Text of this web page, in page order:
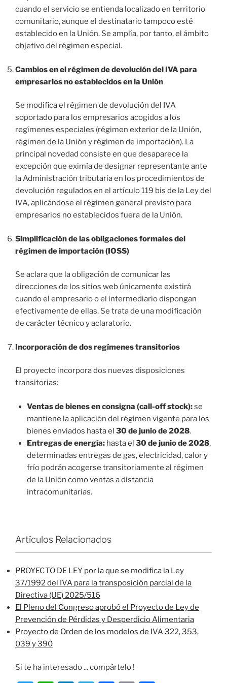
cuando el servicio se entienda localizado en territorio
comunitario, aunque el destinatario tampoco esté
establecido en la Unión. Se amplía, por tanto, el ámbito
objetivo del régimen especial.
Cambios en el régimen de devolución del IVA para
empresarios no establecidos en la Unión
Se modifica el régimen de devolución del IVA
soportado para los empresarios acogidos a los
regímenes especiales (régimen exterior de la Unión,
régimen de la Unión y régimen de importación). La
principal novedad consiste en que desaparece la
excepción que eximía de designar representante ante
la Administración tributaria en los procedimientos de
devolución regulados en el artículo 119 bis de la Ley del
IVA, aplicándose el régimen general previsto para
empresarios no establecidos fuera de la Unión.
Simplificación de las obligaciones formales del
régimen de importación (IOSS)
Se aclara que la obligación de comunicar las
direcciones de los sitios web únicamente existirá
cuando el empresario o el intermediario dispongan
efectivamente de ellas. Se trata de una modificación
de carácter técnico y aclaratorio.
Incorporación de dos regímenes transitorios
El proyecto incorpora dos nuevas disposiciones
transitorias:
Ventas de bienes en consigna (call-off stock):se
mantiene la aplicación del régimen vigente para los
bienes enviados hasta el 30 de junio de 2028.
Entregas de energía:hasta el 30 de junio de 2028,
determinadas entregas de gas, electricidad, calor y
frío podrán acogerse transitoriamente al régimen
de la Unión como ventas a distancia
intracomunitarias.
Artículos Relacionados
PROYECTO DE LEY por la que se modifica la Ley
37/1992 del IVA para la transposición parcial de la
Directiva (UE) 2025/516
El Pleno del Congreso aprobó el Proyecto de Ley de
Prevención de Pérdidas y Desperdicio Alimentaria
Proyecto de Orden de los modelos de IVA 322, 353,
039 y 390
Si te ha interesado ... compártelo !